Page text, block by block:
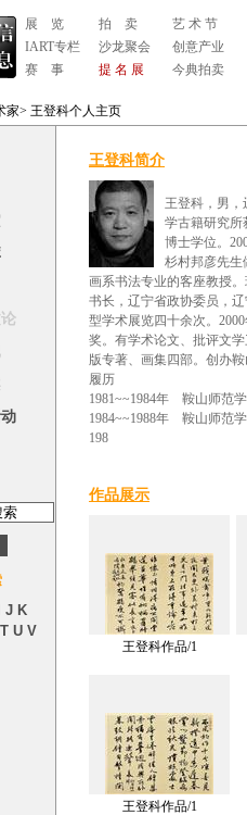
展 览
IART专栏
赛 事
拍 卖
沙龙聚会
提 名 展
艺 术 节
创意产业
今典拍卖
家> 王登科个人主页
J K
T U V
王登科简介
王登科，男，
学古籍研究所
博士学位。
杉村邦彦先生
画系书法专业的客座教授
书长，辽宁省政协委员，
型学术展览四十余次。
奖。有学术论文、批评文
版专著、画集四部。创办
履历
1981~~1984年 鞍山师范
1984~~1988年 鞍山师范
198
作品展示
王登科作品/1
王登科作品/1